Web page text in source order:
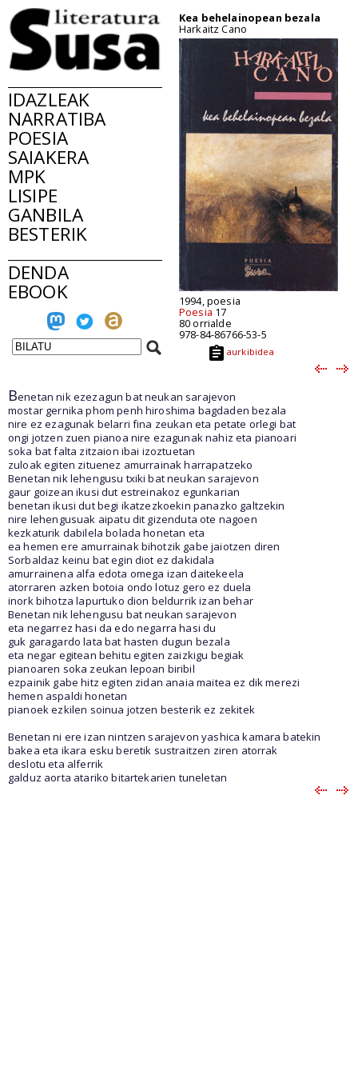
IDAZLEAK
NARRATIBA
POESIA
SAIAKERA
MPK
LISIPE
GANBILA
BESTERIK
DENDA
EBOOK
Kea behelainopean bezala
Harkaitz Cano
1994, poesia
Poesia 17
80 orrialde
978-84-86766-53-5
aurkibidea
Benetan nik ezezagun bat neukan sarajevon
mostar gernika phom penh hiroshima bagdaden bezala
nire ez ezagunak belarri fina zeukan eta petate orlegi bat
ongi jotzen zuen pianoa nire ezagunak nahiz eta pianoari
soka bat falta zitzaion ibai izoztuetan
zuloak egiten zituenez amurrainak harrapatzeko
Benetan nik lehengusu txiki bat neukan sarajevon
gaur goizean ikusi dut estreinakoz egunkarian
benetan ikusi dut begi ikatzezkoekin panazko galtzekin
nire lehengusuak aipatu dit gizenduta ote nagoen
kezkaturik dabilela bolada honetan eta
ea hemen ere amurrainak bihotzik gabe jaiotzen diren
Sorbaldaz keinu bat egin diot ez dakidala
amurrainena alfa edota omega izan daitekeela
atorraren azken botoia ondo lotuz gero ez duela
inork bihotza lapurtuko dion beldurrik izan behar
Benetan nik lehengusu bat neukan sarajevon
eta negarrez hasi da edo negarra hasi du
guk garagardo lata bat hasten dugun bezala
eta negar egitean behitu egiten zaizkigu begiak
pianoaren soka zeukan lepoan biribil
ezpainik gabe hitz egiten zidan anaia maitea ez dik merezi
hemen aspaldi honetan
pianoek ezkilen soinua jotzen besterik ez zekitek
Benetan ni ere izan nintzen sarajevon yashica kamara batekin
bakea eta ikara esku beretik sustraitzen ziren atorrak
deslotu eta alferrik
galduz aorta atariko bitartekarien tuneletan